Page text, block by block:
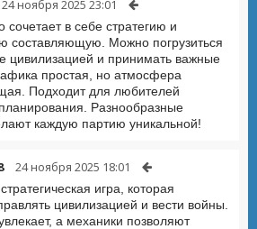
24 ноября 2025 23:01
сочетает в себе стратегию и
составляющую. Можно погрузиться
цивилизацией и принимать важные
простая, но атмосфера
Подходит для любителей
Разнообразные
каждую партию уникальной!
24 ноября 2025 18:01
игра, которая
цивилизацией и вести войны.
а механики позволяют